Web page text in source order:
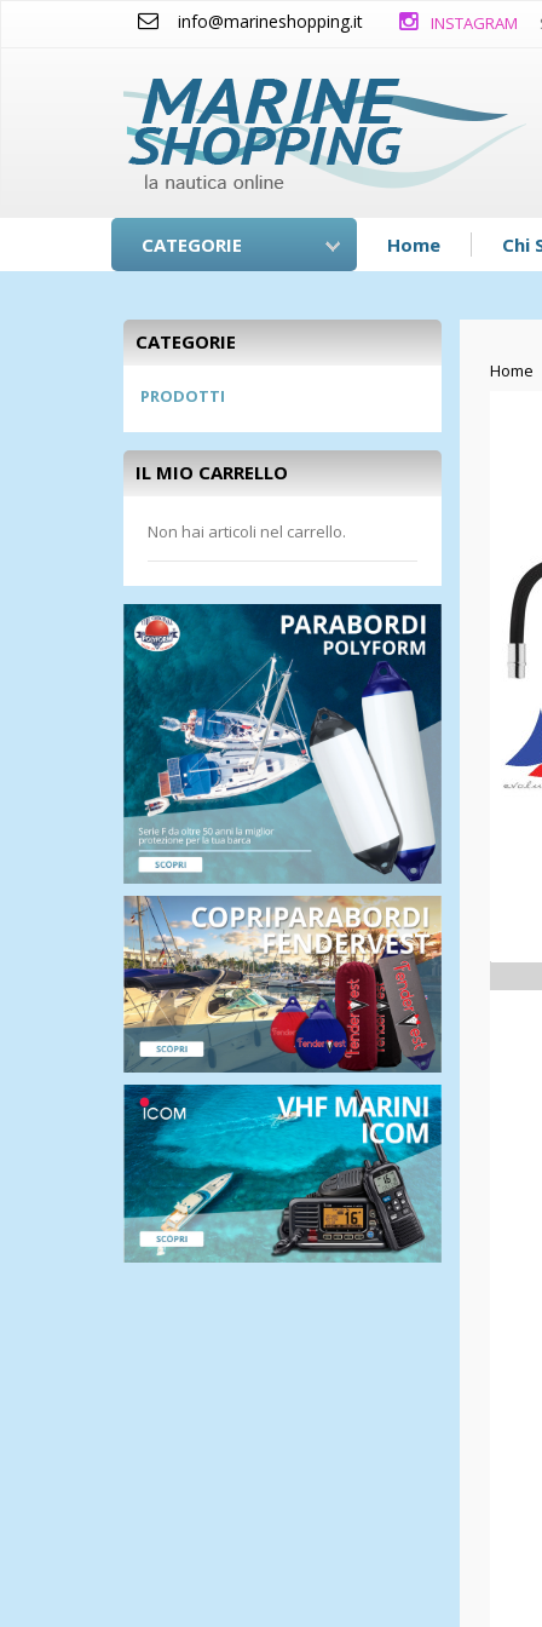
info@marineshopping.it INSTAGRAM
CATEGORIE Home Chi
Home
CATEGORIE
PRODOTTI
IL MIO CARRELLO
Non hai articoli nel carrello.